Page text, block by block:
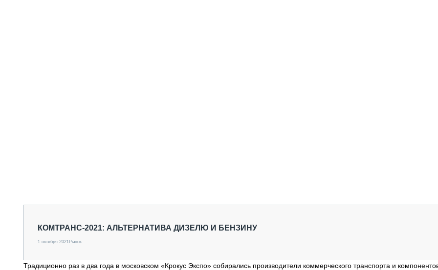
КОМТРАНС-2021: АЛЬТЕРНАТИВА ДИЗЕЛЮ И БЕНЗИНУ
1 октября 2021Рынок
Традиционно раз в два года в московском «Крокус Экспо» собирались производители коммерческого транспорта и